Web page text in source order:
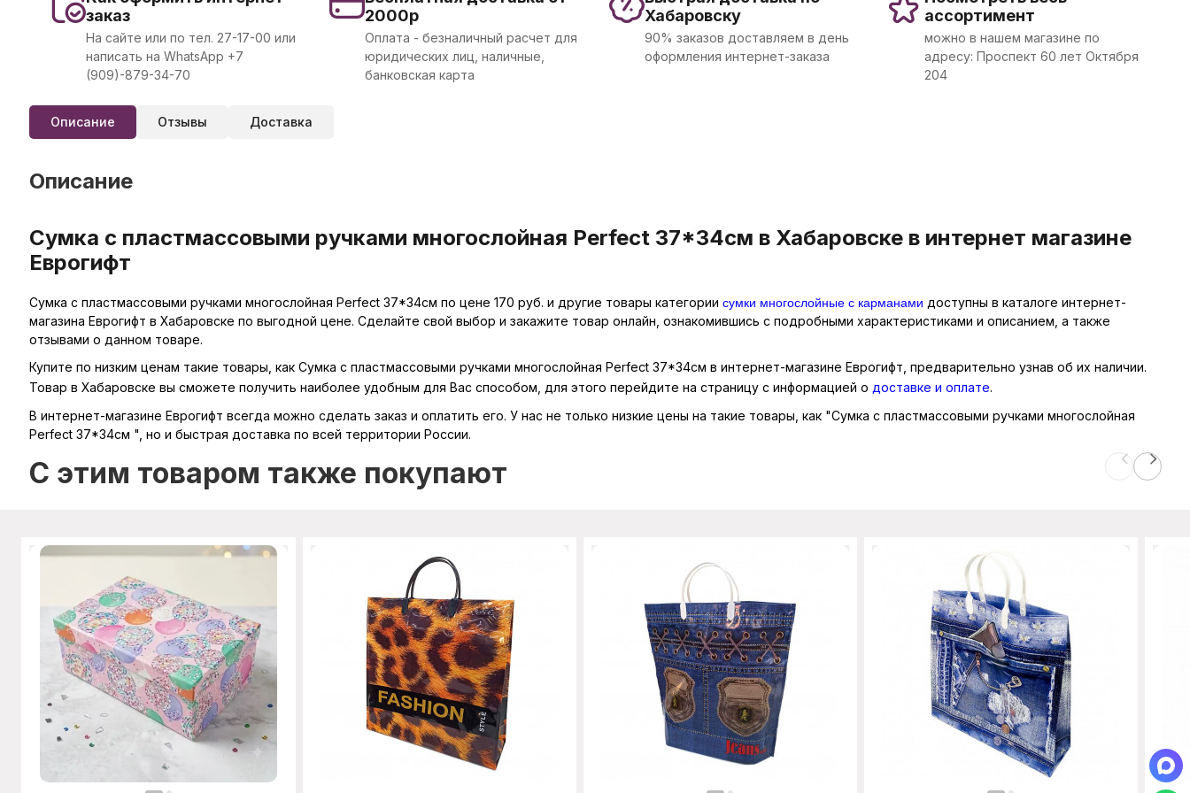
заказ
На сайте или по тел. 27-17-00 или
написать на WhatsApp +7
(909)-879-34-70
2000р
Оплата - безналичный расчет для
юридических лиц, наличные,
банковская карта
Хабаровску
90% заказов доставляем в день
оформления интернет-заказа
ассортимент
можно в нашем магазине по
адресу: Проспект 60 лет Октября
204
Описание Отзывы Доставка
Описание
Сумка с пластмассовыми ручками многослойная Perfect 37*34см в Хабаровске в интернет магазине
Еврогифт
Сумка с пластмассовыми ручками многослойная Perfect 37*34см по цене 170 руб. и другие товары категории сумки многослойные с карманами доступны в каталоге интернет-
магазина Еврогифт в Хабаровске по выгодной цене. Сделайте свой выбор и закажите товар онлайн, ознакомившись с подробными характеристиками и описанием, а также
отзывами о данном товаре.
Купите по низким ценам такие товары, как Сумка с пластмассовыми ручками многослойная Perfect 37*34см в интернет-магазине Еврогифт, предварительно узнав об их наличии.
Товар в Хабаровске вы сможете получить наиболее удобным для Вас способом, для этого перейдите на страницу с информацией о доставке и оплате.
В интернет-магазине Еврогифт всегда можно сделать заказ и оплатить его. У нас не только низкие цены на такие товары, как "Сумка с пластмассовыми ручками многослойная
Perfect 37*34см ", но и быстрая доставка по всей территории России.
C этим товаром также покупают